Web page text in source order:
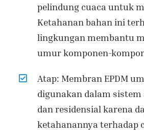
pelindung cuaca untuk
Ketahanan bahan ini
lingkungan membantu
umur komponen-
Atap: Membran EPDM
digunakan dalam
dan residensial karena
ketahanannya terhadap